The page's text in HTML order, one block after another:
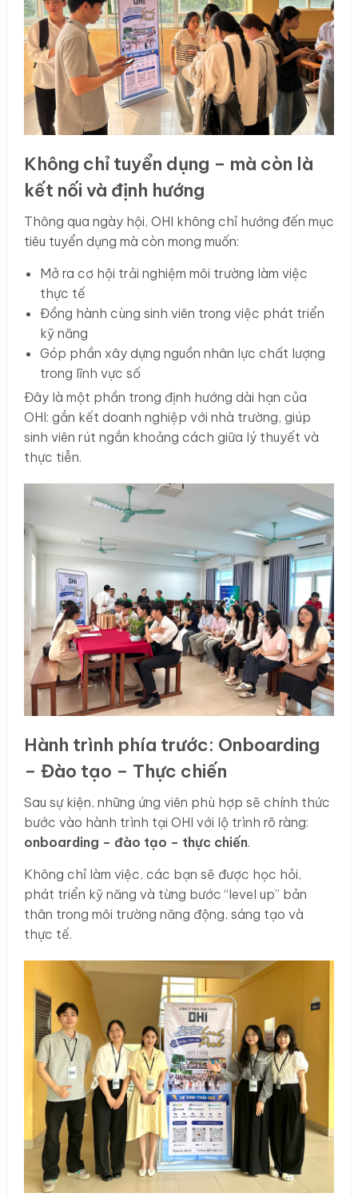
Không chỉ tuyển dụng – mà còn là
kết nối và định hướng
Thông qua ngày hội, OHI không chỉ hướng đến mục
tiêu tuyển dụng mà còn mong muốn:
Mở ra cơ hội trải nghiệm môi trường làm việc
thực tế
Đồng hành cùng sinh viên trong việc phát triển
kỹ năng
Góp phần xây dựng nguồn nhân lực chất lượng
trong lĩnh vực số
Đây là một phần trong định hướng dài hạn của
OHI: gắn kết doanh nghiệp với nhà trường, giúp
sinh viên rút ngắn khoảng cách giữa lý thuyết và
thực tiễn.
Hành trình phía trước: Onboarding
– Đào tạo – Thực chiến
Sau sự kiện, những ứng viên phù hợp sẽ chính thức
bước vào hành trình tại OHI với lộ trình rõ ràng:
onboarding – đào tạo – thực chiến.
Không chỉ làm việc, các bạn sẽ được học hỏi,
phát triển kỹ năng và từng bước “level up” bản
thân trong môi trường năng động, sáng tạo và
thực tế.